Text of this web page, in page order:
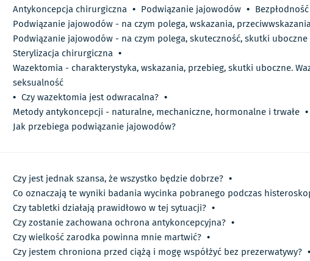
Antykoncepcja chirurgiczna • Podwiązanie jajowodów •
Podwiązanie jajowodów - na czym polega, wskazania,
Podwiązanie jajowodów - na czym polega, skuteczność, skutki uboczne
Sterylizacja chirurgiczna •
Wazektomia - charakterystyka, wskazania, przebieg, skutki uboczne.
seksualność
• Czy wazektomia jest odwracalna? •
Metody antykoncepcji - naturalne, mechaniczne, hormonalne i trwałe •
Jak przebiega podwiązanie jajowodów?
Czy jest jednak szansa, że wszystko będzie dobrze? •
Co oznaczają te wyniki badania wycinka pobranego podczas
Czy tabletki działają prawidłowo w tej sytuacji? •
Czy zostanie zachowana ochrona antykoncepcyjna? •
Czy wielkość zarodka powinna mnie martwić? •
Czy jestem chroniona przed ciążą i mogę współżyć bez prezerwatywy? •